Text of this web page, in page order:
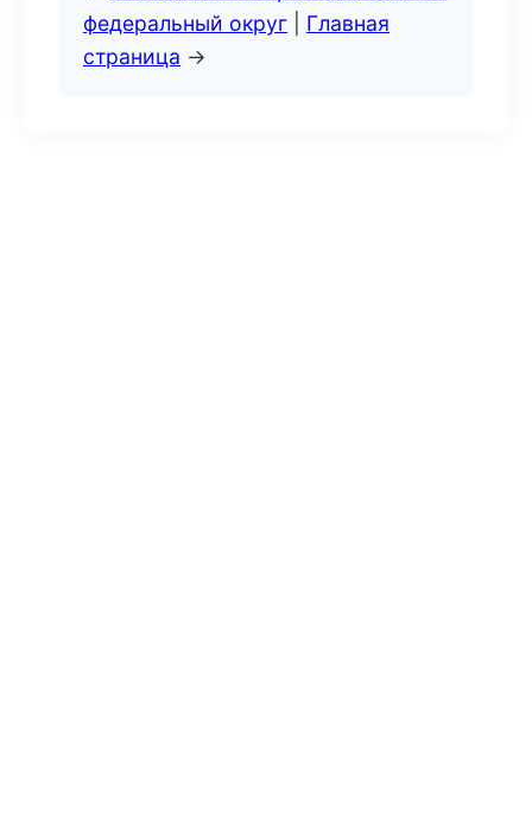
федеральный округ
Главная
страница →